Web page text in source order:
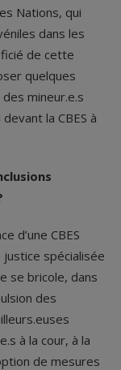
Nations, qui
dans les
de cette
quelques
mineur.e.s
la CBES à
d’une CBES
justice spécialisée
se bricole, dans
des
à la cour, à la
de mesures